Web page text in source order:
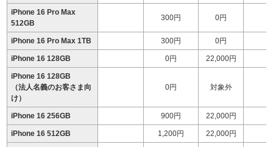
iPhone 16 Pro Max
512GB
300円 0円
iPhone 16 Pro Max 1TB 300円 0円
iPhone 16 128GB 0円 22,000円
iPhone 16 128GB
（法人名義のお客さま向
け）
0円 対象外
iPhone 16 256GB 900円 22,000円
iPhone 16 512GB 1,200円 22,000円